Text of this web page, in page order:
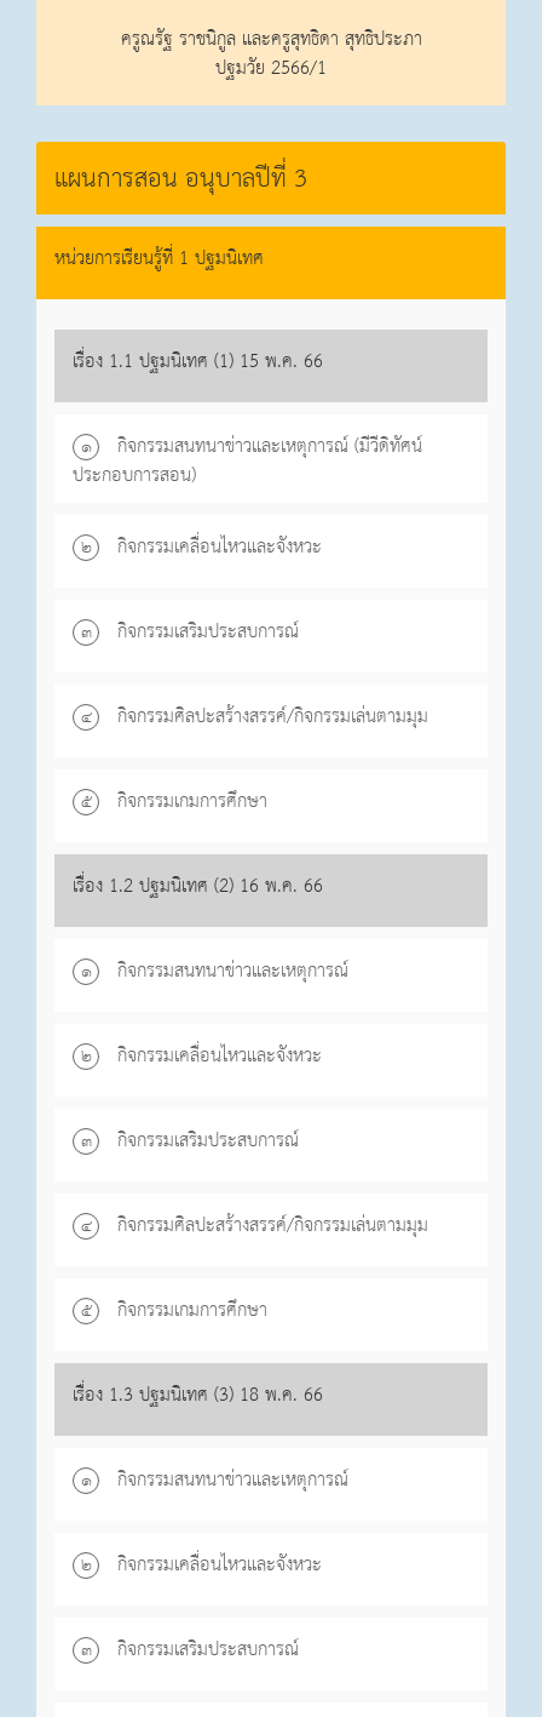
ครูณรัฐ ราชนิกูล และครูสุทธิดา สุทธิประภา
ปฐมวัย 2566/1
แผนการสอน อนุบาลปีที่ 3
หน่วยการเรียนรู้ที่ 1 ปฐมนิเทศ
เรื่อง 1.1 ปฐมนิเทศ (1) 15 พ.ค. 66
๑
กิจกรรมสนทนาข่าวและเหตุการณ์ (มีวีดิทัศน์
ประกอบการสอน)
๒ กิจกรรมเคลื่อนไหวและจังหวะ
๓ กิจกรรมเสริมประสบการณ์
๔ กิจกรรมศิลปะสร้างสรรค์/กิจกรรมเล่นตามมุม
๕ กิจกรรมเกมการศึกษา
เรื่อง 1.2 ปฐมนิเทศ (2) 16 พ.ค. 66
๑ กิจกรรมสนทนาข่าวและเหตุการณ์
๒ กิจกรรมเคลื่อนไหวและจังหวะ
๓ กิจกรรมเสริมประสบการณ์
๔ กิจกรรมศิลปะสร้างสรรค์/กิจกรรมเล่นตามมุม
๕ กิจกรรมเกมการศึกษา
เรื่อง 1.3 ปฐมนิเทศ (3) 18 พ.ค. 66
๑ กิจกรรมสนทนาข่าวและเหตุการณ์
๒ กิจกรรมเคลื่อนไหวและจังหวะ
๓ กิจกรรมเสริมประสบการณ์